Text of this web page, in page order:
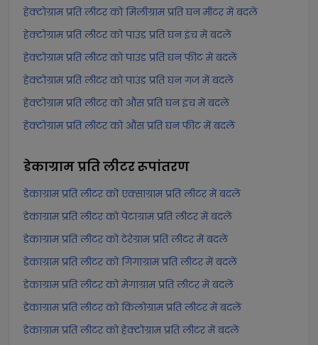
हेक्टोग्राम प्रति लीटर को मिलीग्राम प्रति घन मीटर में बदलें
हेक्टोग्राम प्रति लीटर को पाउंड प्रति घन इंच में बदलें
हेक्टोग्राम प्रति लीटर को पाउंड प्रति घन फीट में बदलें
हेक्टोग्राम प्रति लीटर को पाउंड प्रति घन गज में बदलें
हेक्टोग्राम प्रति लीटर को औंस प्रति घन इंच में बदलें
हेक्टोग्राम प्रति लीटर को औंस प्रति घन फीट में बदलें
डेकाग्राम प्रति लीटररूपांतरण
डेकाग्राम प्रति लीटर को एक्साग्राम प्रति लीटर में बदलें
डेकाग्राम प्रति लीटर को पेटाग्राम प्रति लीटर में बदलें
डेकाग्राम प्रति लीटर को टेरेग्राम प्रति लीटर में बदलें
डेकाग्राम प्रति लीटर को गिगाग्राम प्रति लीटर में बदलें
डेकाग्राम प्रति लीटर को मेगाग्राम प्रति लीटर में बदलें
डेकाग्राम प्रति लीटर को किलोग्राम प्रति लीटर में बदलें
डेकाग्राम प्रति लीटर को हेक्टोग्राम प्रति लीटर में बदलें